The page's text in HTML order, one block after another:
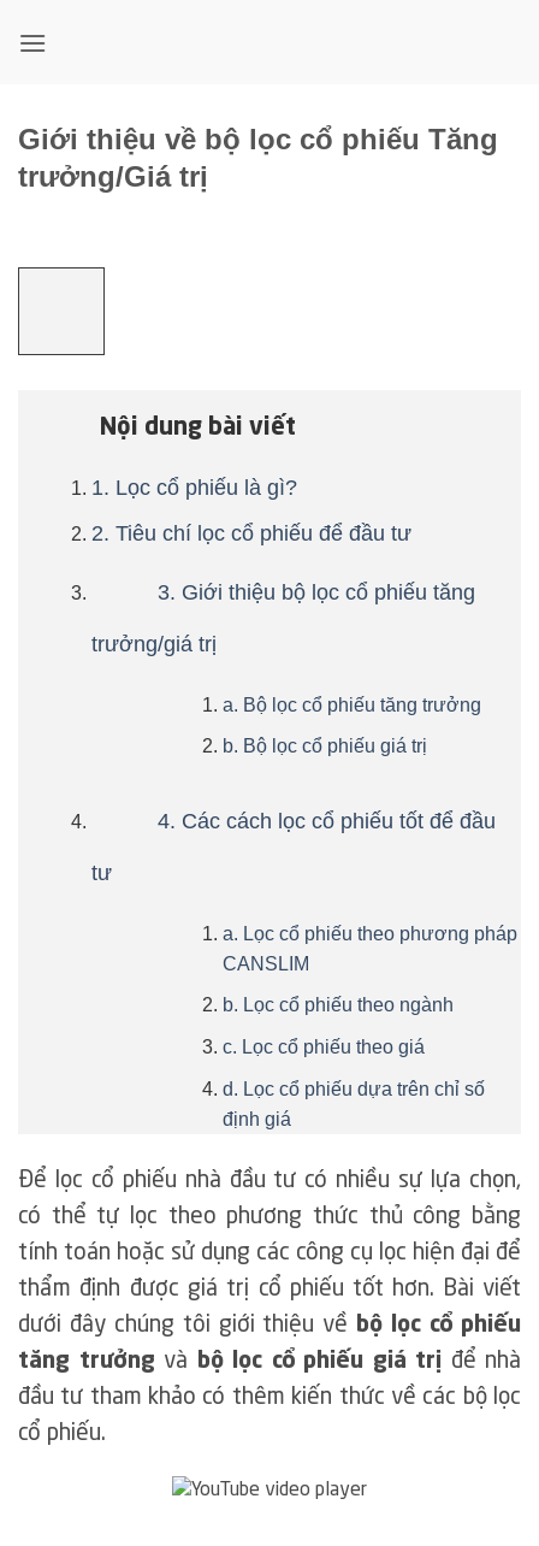
qua
Giới thiệu về bộ lọc cổ phiếu Tăng
trưởng/Giá trị
Nội dung bài viết
1. Lọc cổ phiếu là gì?
2. Tiêu chí lọc cổ phiếu để đầu tư
3. Giới thiệu bộ lọc cổ phiếu tăng
trưởng/giá trị
a. Bộ lọc cổ phiếu tăng trưởng
b. Bộ lọc cổ phiếu giá trị
4. Các cách lọc cổ phiếu tốt để đầu
tư
a. Lọc cổ phiếu theo phương pháp
CANSLIM
b. Lọc cổ phiếu theo ngành
c. Lọc cổ phiếu theo giá
d. Lọc cổ phiếu dựa trên chỉ số
định giá
Để lọc cổ phiếu nhà đầu tư có nhiều sự lựa chọn,
có thể tự lọc theo phương thức thủ công bằng
tính toán hoặc sử dụng các công cụ lọc hiện đại để
thẩm định được giá trị cổ phiếu tốt hơn. Bài viết
dưới đây chúng tôi giới thiệu về bộ lọc cổ phiếu
tăng trưởng và bộ lọc cổ phiếu giá trị để nhà
đầu tư tham khảo có thêm kiến thức về các bộ lọc
cổ phiếu.